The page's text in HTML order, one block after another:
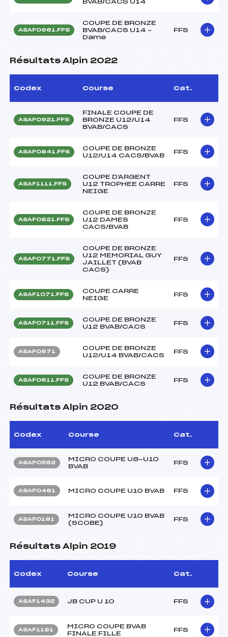
BVAB/CACS U14
ASAF0961.FFS
COUPE DE BRONZE
BVAB/CACS U14 –
Dame
FFS
Résultats Alpin 2022
Codex Course Cat.
ASAF0921.FFS
FINALE COUPE DE
BRONZE U12/U14
BVAB/CACS
FFS
ASAF0841.FFS
COUPE DE BRONZE
U12/U14 CACS/BVAB
FFS
ASAF1111.FFS
COUPE D'ARGENT
U12 TROPHEE CARRE
NEIGE
FFS
ASAF0821.FFS
COUPE DE BRONZE
U12 DAMES
CACS/BVAB
FFS
ASAF0771.FFS
COUPE DE BRONZE
U12 MEMORIAL GUY
JAILLET (BVAB
CACS)
FFS
ASAF1071.FFS
COUPE CARRE
NEIGE
FFS
ASAF0711.FFS
COUPE DE BRONZE
U12 BVAB/CACS
FFS
ASAF0671
COUPE DE BRONZE
U12/U14 BVAB/CACS
FFS
ASAF0611.FFS
COUPE DE BRONZE
U12 BVAB/CACS
FFS
Résultats Alpin 2020
Codex Course Cat.
ASAF0592
MICRO COUPE U8-U10
BVAB
FFS
ASAF0481 MICRO COUPE U10 BVAB FFS
ASAF0181
MICRO COUPE U10 BVAB
(SCOBE)
FFS
Résultats Alpin 2019
Codex Course Cat.
ASAF1432 JB CUP U 10 FFS
ASAF1181
MICRO COUPE BVAB
FINALE FILLE
FFS